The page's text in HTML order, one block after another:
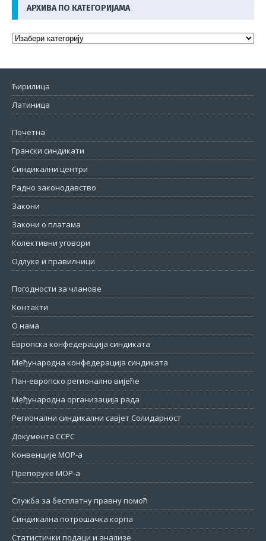
АРХИВА ПО КАТЕГОРИЈАМА
Ћирилица
Латиница
Почетна
Грански синдикати
Синдикални центри
Радно законодавство
Закони
Закони о платама
Колективни уговори
Одлуке и правилници
Погодности за чланове
Контакти
О нама
Европска конфедерација синдиката
Међународна конфедерација синдиката
Пан-европско регионално вијеће
Међународна организација рада
Регионални синдикални савјет Солидарност
Документа ССРС
Конвенције МОР-а
Препоруке МОР-а
Служба за бесплатну правну помоћ
Синдикална потрошачка корпа
Статистички подаци и анализе